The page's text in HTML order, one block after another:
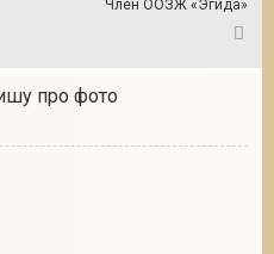
Член ООЗЖ «Эгида»
про фото